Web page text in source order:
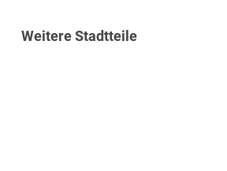
Weitere Stadtteile